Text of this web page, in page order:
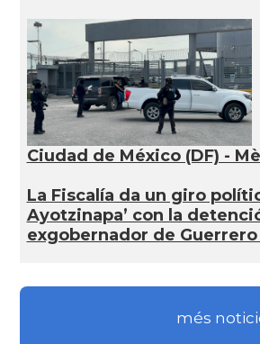
Ciudad de México (DF) -
La Fiscalía da un giro
Ayotzinapa’ con la
exgobernador de
més